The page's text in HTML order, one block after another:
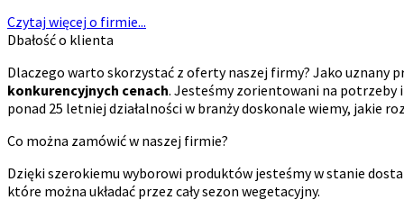
Czytaj więcej o firmie...
Dbałość o klienta
Dlaczego warto skorzystać z oferty naszej firmy? Jako
konkurencyjnych cenach. Jesteśmy zorientowani na potrzeby
ponad 25 letniej działalności w branży doskonale wiemy, jakie
Co można zamówić w naszej firmie?
Dzięki szerokiemu wyborowi produktów jesteśmy w stanie
które można układać przez cały sezon wegetacyjny.